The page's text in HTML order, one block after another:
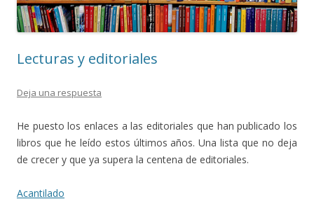
Lecturas y editoriales
Deja una respuesta
He puesto los enlaces a las editoriales que han publicado los
libros que he leído estos últimos años. Una lista que no deja
de crecer y que ya supera la centena de editoriales.
Acantilado